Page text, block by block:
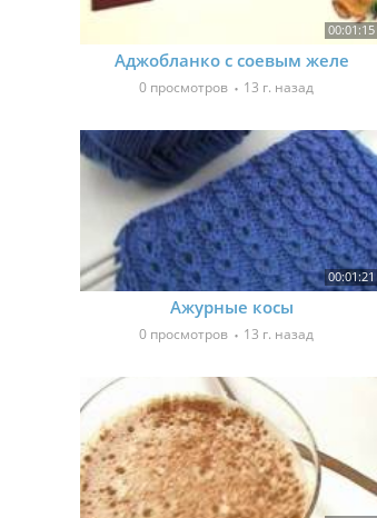
00:01:15
Аджобланко с соевым желе
0 просмотров 13 г. назад
00:01:21
Ажурные косы
0 просмотров 13 г. назад